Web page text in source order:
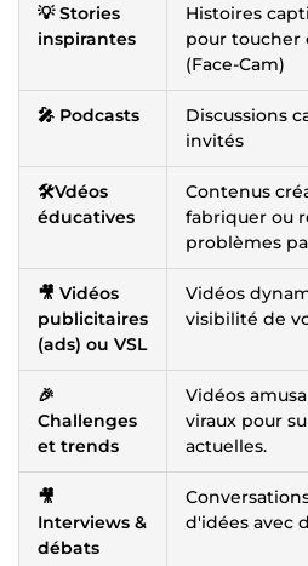
💡 Stories
inspirantes
Histoires
pour toucher
(Face-Cam)
🎤 Podcasts
Discussions
invités
🛠️Vdéos
éducatives
Contenus
fabriquer ou
problèmes
🎥 Vidéos
publicitaires
(ads) ou VSL
Vidéos
visibilité de
🎉
Challenges
et trends
Vidéos
viraux pour
actuelles.
🎥
Interviews &
débats
d'idées avec